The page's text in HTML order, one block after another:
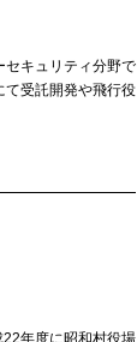
セキュリティ分野で
て受託開発や飛行役
年度に昭和村役場